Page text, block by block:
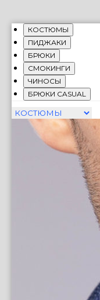
КОСТЮМЫ
ПИДЖАКИ
БРЮКИ
СМОКИНГИ
ЧИНОСЫ
БРЮКИ CASUAL